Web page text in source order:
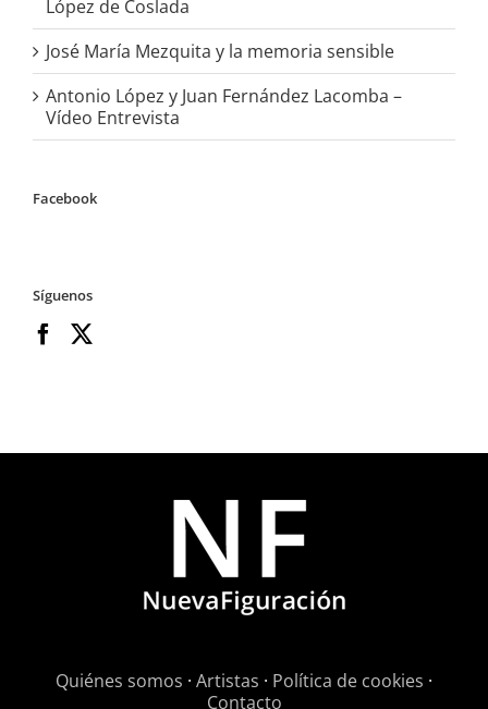
López de Coslada
José María Mezquita y la memoria sensible
Antonio López y Juan Fernández Lacomba –
Vídeo Entrevista
Facebook
Síguenos
Quiénes somos · Artistas · Política de cookies ·
Contacto